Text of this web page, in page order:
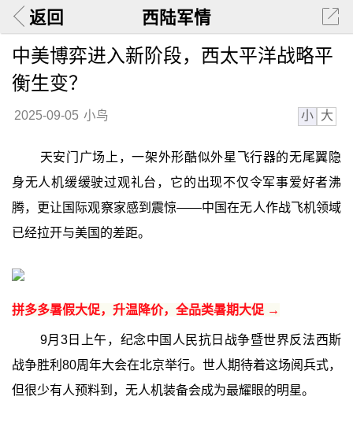
返回 西陆军情
中美博弈进入新阶段，西太平洋战略平
衡生变？
2025-09-05 小鸟 小 大
天安门广场上，一架外形酷似外星飞行器的无尾翼隐
身无人机缓缓驶过观礼台，它的出现不仅令军事爱好者沸
腾，更让国际观察家感到震惊——中国在无人作战飞机领域
已经拉开与美国的差距。
拼多多暑假大促，升温降价，全品类暑期大促 →
9月3日上午，纪念中国人民抗日战争暨世界反法西斯
战争胜利80周年大会在北京举行。世人期待着这场阅兵式，
但很少有人预料到，无人机装备会成为最耀眼的明星。